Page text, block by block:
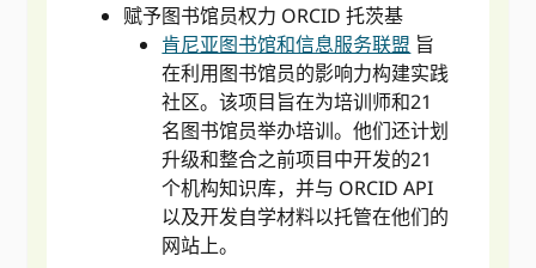
赋予图书馆员权力 ORCID 托茨基
肯尼亚图书馆和信息服务联盟 旨
在利用图书馆员的影响力构建实践
社区。该项目旨在为培训师和21
名图书馆员举办培训。他们还计划
升级和整合之前项目中开发的21
个机构知识库，并与 ORCID API
以及开发自学材料以托管在他们的
网站上。